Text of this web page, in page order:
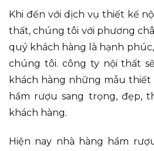
Khi đến với dịch vụ thiết kế
thất, chúng tôi với phương
quý khách hàng là hạnh
chúng tôi. công ty nội thất
khách hàng những mẫu
hầm rượu sang trọng, đẹp,
khách hàng.
Hiện nay nhà hàng hầm